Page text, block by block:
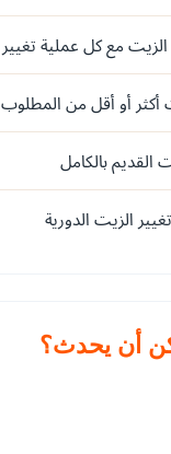
الزيت مع كل عملية تغيير
أو أقل من المطلوب
القديم بالكامل
الزيت الدورية
أن يحدث؟